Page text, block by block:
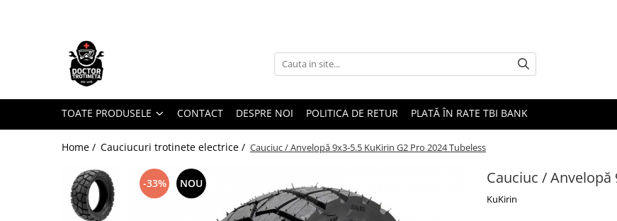
Toate Produsele
Piese de schimb
https://www.doctortrotineta.ro/electrica
Acceleratie
TOATE PRODUSELE CONTACT DESPRE NOI POLITICA DE RETUR PLATĂ ÎN RATE TBI BANK
Home / Cauciucuri trotinete electrice / Cauciuc / Anvelopă 9x3-5.5 KuKirin G2 Pro 2024 Tubeless
Cauciuc / Anvelopă
KuKirin
-33% NOU